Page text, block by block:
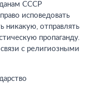
СССР
исповедовать
никакую, отправлять
пропаганду.
с религиозными